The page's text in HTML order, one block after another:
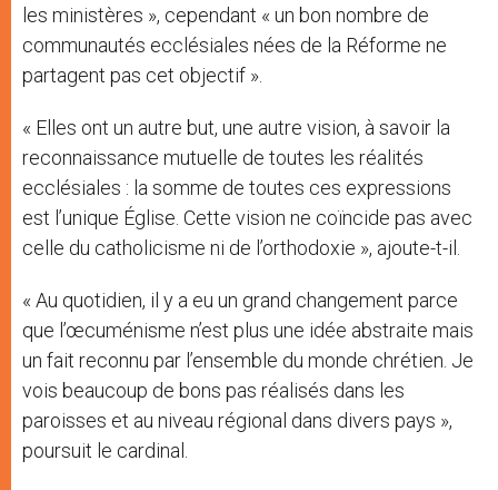
les ministères », cependant « un bon nombre de
communautés ecclésiales nées de la Réforme ne
partagent pas cet objectif ».
« Elles ont un autre but, une autre vision, à savoir la
reconnaissance mutuelle de toutes les réalités
ecclésiales : la somme de toutes ces expressions
est l’unique Église. Cette vision ne coïncide pas avec
celle du catholicisme ni de l’orthodoxie », ajoute-t-il.
« Au quotidien, il y a eu un grand changement parce
que l’œcuménisme n’est plus une idée abstraite mais
un fait reconnu par l’ensemble du monde chrétien. Je
vois beaucoup de bons pas réalisés dans les
paroisses et au niveau régional dans divers pays »,
poursuit le cardinal.